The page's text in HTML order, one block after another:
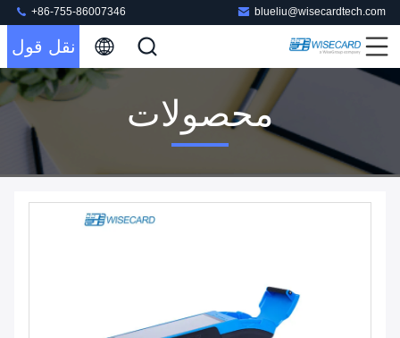
blueliu@wisecardtech.com
+86-755-86007346
نقل قول
محصولات